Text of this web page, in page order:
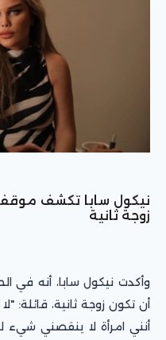
نيكول سابا تكشف
زوجة ثانية
وأكدت نيكول سابا، أنه في
أن تكون زوجة ثانية، قائلة:
أنني امرأة لا ينقصني شيء